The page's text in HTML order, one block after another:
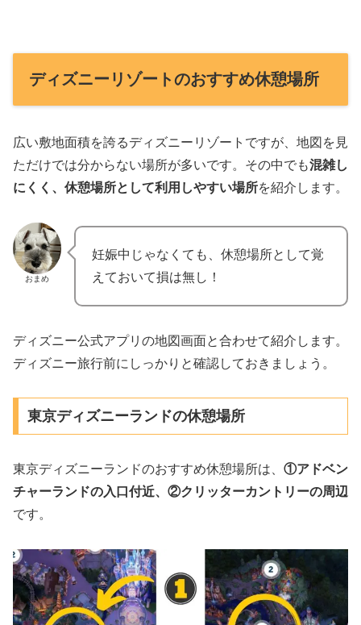
ディズニーリゾートのおすすめ休憩場所
広い敷地面積を誇るディズニーリゾートですが、地図を見
ただけでは分からない場所が多いです。その中でも混雑し
にくく、休憩場所として利用しやすい場所を紹介します。
おまめ
妊娠中じゃなくても、休憩場所として覚
えておいて損は無し！
ディズニー公式アプリの地図画面と合わせて紹介します。
ディズニー旅行前にしっかりと確認しておきましょう。
東京ディズニーランドの休憩場所
東京ディズニーランドのおすすめ休憩場所は、 ①アドベン
チャーランドの入口付近、②クリッターカントリーの周辺
です。